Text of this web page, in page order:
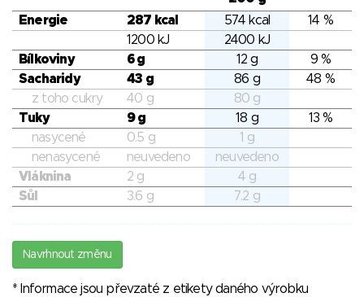
Energie 287 kcal 574 kcal
14 %
1200 kJ
2400 kJ
Bílkoviny
6 g 12 g
9 %
Sacharidy
43 g 86 g
48 %
z toho cukry
40 g
80 g
Tuky
9 g 18 g
13 %
nasycené
0.5 g
1 g
nenasycené
neuvedeno
neuvedeno
Vláknina
2 g
4 g
Sůl
3.6 g 7.2 g
Navrhnout změnu
* Informace jsou převzaté z etikety daného výrobku